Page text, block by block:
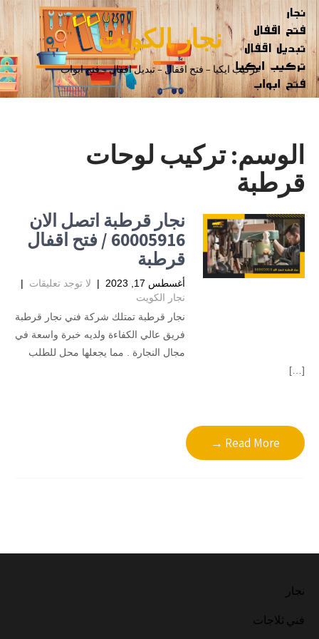
نجار الكويت
تركيب ايكيا – فتح اقفال – تبديل اقفال – فتح ابواب
الوسم:تركيب لوحات
قرطبة
نجار قرطبة اتصل الان
60005916 / فتح اقفال
قرطبة
أغسطس 17, 2023 | لا توجد تعليقات
|
نجار الكويت
نجار قرطبة تمتلك شركة فني نجار قرطبة
فريق عالي الكفاءة ولديه خبرة واسعة في
مجال النجارة . مما يجعلها محل للطلب
[…]
Read More →
نجار
فني ثلاجات